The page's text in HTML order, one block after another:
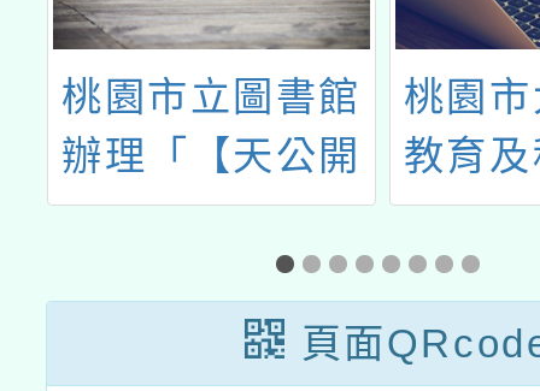
桃園市立圖書館
辦理「【天公開
悟】112年桃園
市立圖書館系列
科普講座 」
桃園
教育
112學
教師
頁面